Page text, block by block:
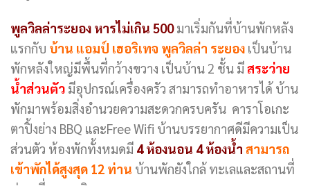
พูลวิลล่าระยอง หารไม่เกิน 500มาเริ่มกันที่บ้านพักหลัง
แรกกับ บ้าน แอมป์ เฮอริเทจ พูลวิลล่า ระยอง เป็นบ้าน
พักหลังใหญ่มีพื้นที่กว้างขวาง เป็นบ้าน 2 ชั้น มีสระว่าย
น้ำส่วนตัว มีอุปกรณ์เครื่องครัว สามารถทำอาหารได้ บ้าน
พักมาพร้อมสิ่งอำนวยความสะดวกครบครัน คาราโอเกะ
ตาปิ้งย่าง BBQ และFree Wifi บ้านบรรยากาศดีมีความเป็น
ส่วนตัว ห้องพักทั้งหมดมี 4 ห้องนอน 4 ห้องน้ำ สามารถ
เข้าพักได้สูงสุด 12 ท่าน บ้านพักยังใกล้ ทะเลและสถานที่